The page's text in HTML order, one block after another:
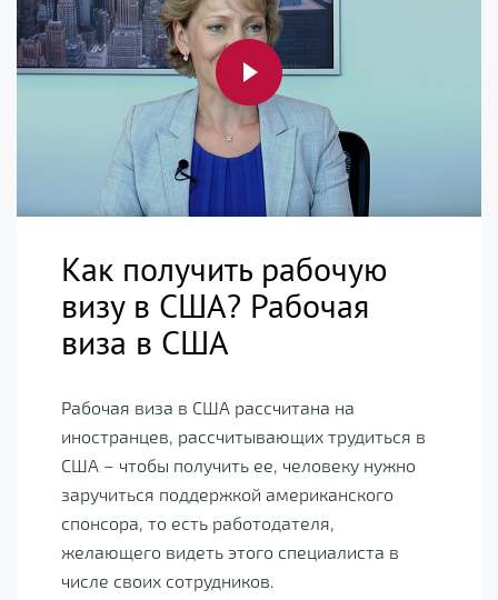
Как получить рабочую
визу в США? Рабочая
виза в США
Рабочая виза в США рассчитана на
иностранцев, рассчитывающих трудиться в
США – чтобы получить ее, человеку нужно
заручиться поддержкой американского
спонсора, то есть работодателя,
желающего видеть этого специалиста в
числе своих сотрудников.